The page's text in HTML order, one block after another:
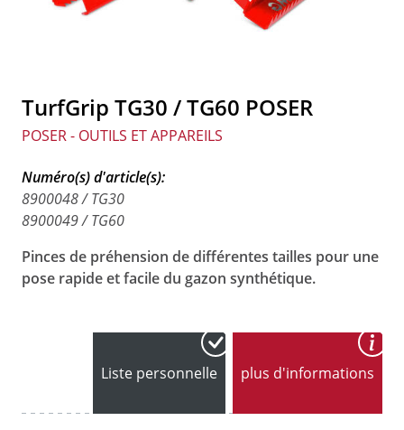
TurfGrip TG30 / TG60 POSER
POSER - OUTILS ET APPAREILS
Numéro(s) d'article(s):
8900048 / TG30
8900049 / TG60
Pinces de préhension de différentes tailles pour une
pose rapide et facile du gazon synthétique.
Liste personnelle plus d'informations